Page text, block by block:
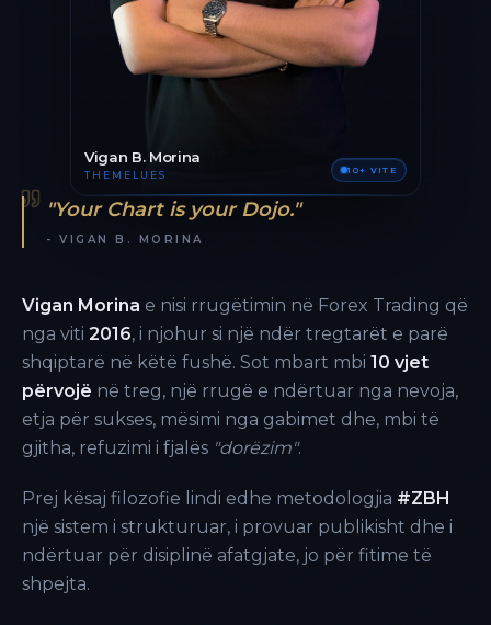
Vigan B. Morina
THEMELUES 10+ VITE
"Your Chart is your Dojo."
- VIGAN B. MORINA
Vigan Morina e nisi rrugëtimin në Forex Trading që
nga viti 2016, i njohur si një ndër tregtarët e parë
shqiptarë në këtë fushë. Sot mbart mbi 10 vjet
përvojë në treg, një rrugë e ndërtuar nga nevoja,
etja për sukses, mësimi nga gabimet dhe, mbi të
gjitha, refuzimi i fjalës "dorëzim".
Prej kësaj filozofie lindi edhe metodologjia #ZBH
një sistem i strukturuar, i provuar publikisht dhe i
ndërtuar për disiplinë afatgjate, jo për fitime të
shpejta.